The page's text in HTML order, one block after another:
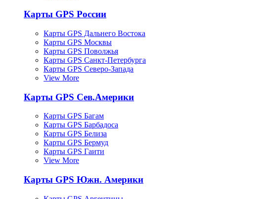
Карты GPS России
Карты GPS Дальнего Востока
Карты GPS Москвы
Карты GPS Поволжья
Карты GPS Санкт-Петербурга
Карты GPS Северо-Запада
View More
Карты GPS Сев.Америки
Карты GPS Багам
Карты GPS Барбадоса
Карты GPS Белиза
Карты GPS Бермуд
Карты GPS Гаити
View More
Карты GPS Южн. Америки